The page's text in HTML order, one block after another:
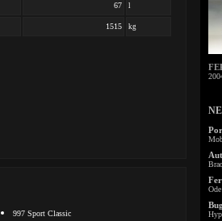
67 l
1515 kg
997 Sport Classic